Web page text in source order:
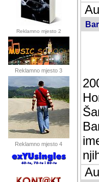
Reklamno mjesto 2
Reklamno mjesto 3
Reklamno mjesto 4